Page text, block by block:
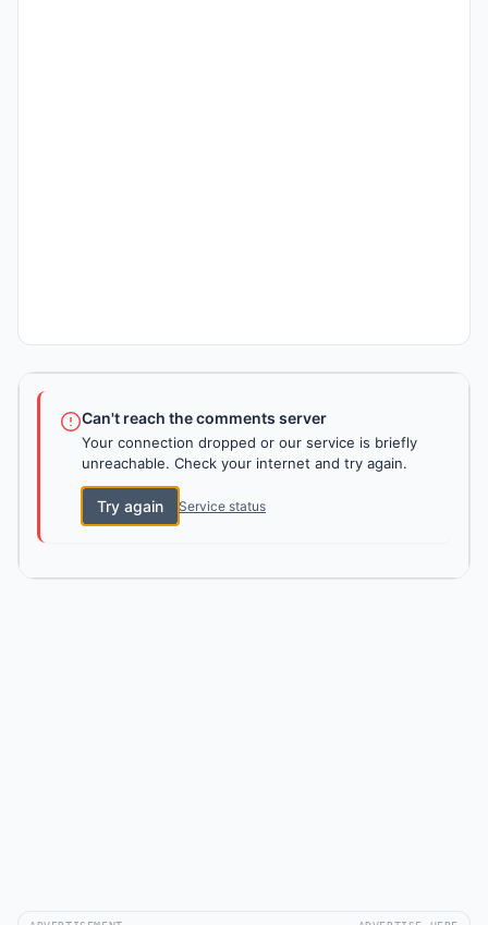
Can't reach the comments server
Your connection dropped or our service is briefly
unreachable. Check your internet and try again.
Try again Service status